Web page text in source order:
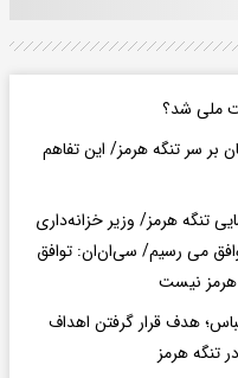
ملی شد؟
بر سر تنگه هرمز/ این تفاهم
تنگه هرمز/ وزیر خزانه‌داری
توافق می رسیم/ سی‌ان‌ان: توافق
هرمز نیست
هدف قرار گرفتن اهداف
تنگه هرمز